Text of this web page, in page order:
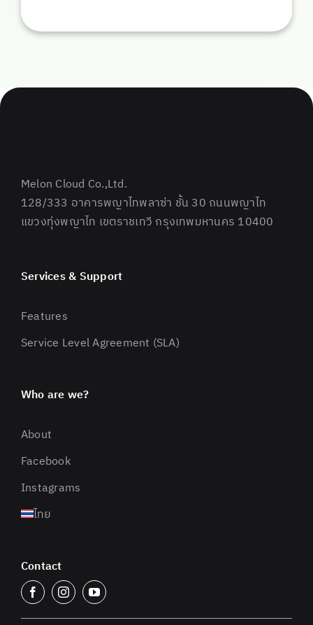
Melon Cloud Co.,Ltd.
128/333 อาคารพญาไทพลาซ่า ชั้น 30 ถนนพญาไท
แขวงทุ่งพญาไท เขตราชเทวี กรุงเทพมหานคร 10400
Services & Support
Features
Service Level Agreement (SLA)
Who are we?
About
Facebook
Instagrams
ไทย
Contact